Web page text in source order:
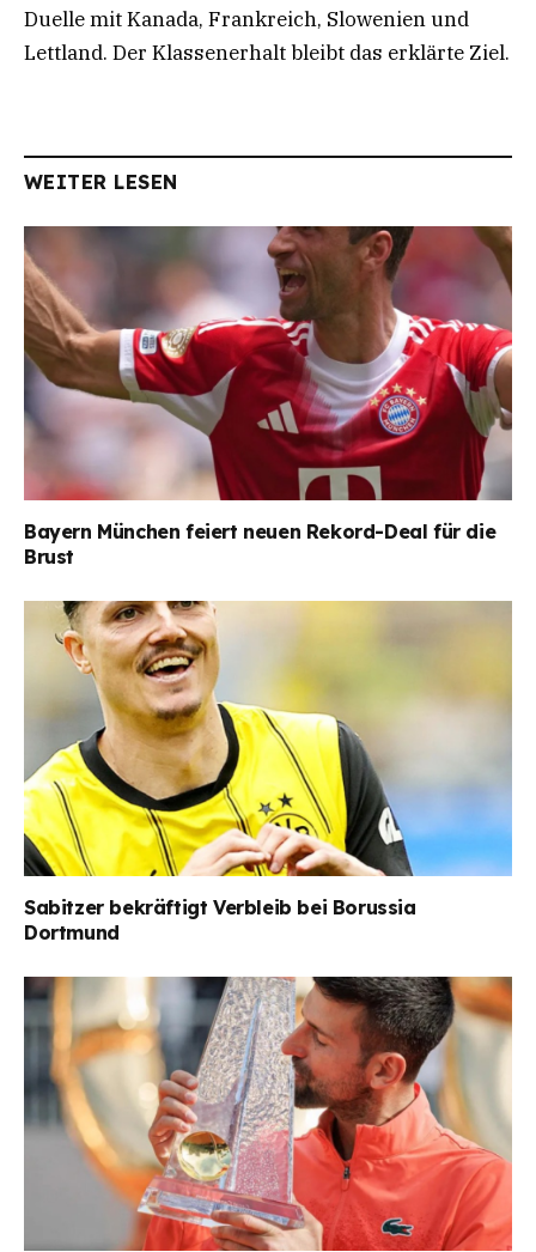
Duelle mit Kanada, Frankreich, Slowenien und
Lettland. Der Klassenerhalt bleibt das erklärte Ziel.
WEITER LESEN
Bayern München feiert neuen Rekord-Deal für die
Brust
Sabitzer bekräftigt Verbleib bei Borussia
Dortmund